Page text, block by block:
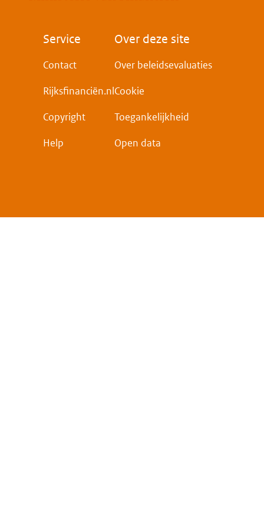
Voet
Service
Contact
Rijksfinanciën.nl
Copyright
Help
Over deze site
Over beleidsevaluaties
Cookie
Toegankelijkheid
Open data